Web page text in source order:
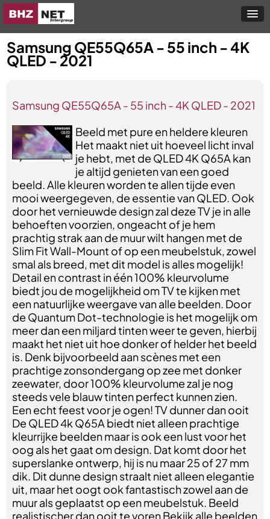
Samsung QE55Q65A - 55 inch - 4K
QLED - 2021
Samsung QE55Q65A - 55 inch - 4K QLED - 2021
Beeld met pure en heldere kleuren
Het maakt niet uit hoeveel licht inval
je hebt, met de QLED 4K Q65A kan
je altijd genieten van een goed
beeld. Alle kleuren worden te allen tijde even
mooi weergegeven, de essentie van QLED. Ook
door het vernieuwde design zal deze TV je in alle
behoeften voorzien, ongeacht of je hem
prachtig strak aan de muur wilt hangen met de
Slim Fit Wall-Mount of op een meubelstuk, zowel
smal als breed, met dit model is alles mogelijk!
Detail en contrast in één 100% kleurvolume
biedt jou de mogelijkheid om TV te kijken met
een natuurlijke weergave van alle beelden. Door
de Quantum Dot-technologie is het mogelijk om
meer dan een miljard tinten weer te geven, hierbij
maakt het niet uit hoe donker of helder het beeld
is. Denk bijvoorbeeld aan scènes met een
prachtige zonsondergang op zee met donker
zeewater, door 100% kleurvolume zal je nog
steeds vele blauw tinten perfect kunnen zien.
Een echt feest voor je ogen! TV dunner dan ooit
De QLED 4k Q65A biedt niet alleen prachtige
kleurrijke beelden maar is ook een lust voor het
oog als het gaat om design. Dat komt door het
superslanke ontwerp, hij is nu maar 25 of 27 mm
dik. Dit dunne design straalt niet alleen elegantie
uit, maar het oogt ook fantastisch zowel aan de
muur als geplaatst op een meubelstuk. Beeld
realistischer dan ooit te voren Bekijk alle beelden